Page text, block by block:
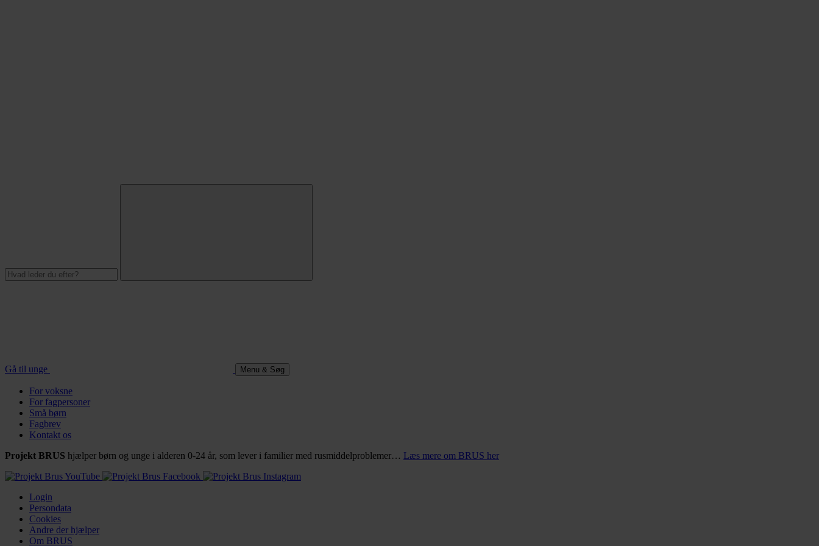
Gå til unge Menu & Søg
For voksne
For fagpersoner
Små børn
Fagbrev
Kontakt os
Projekt BRUS hjælper børn og unge i alderen 0-24 år, som lever i familier med rusmiddelproblemer… Læs mere om BRUS her
Login
Persondata
Cookies
Andre der hjælper
Om BRUS